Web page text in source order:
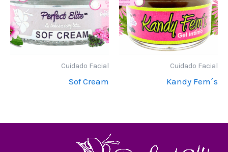
Cuidado Facial
Kandy Fem´s
Cuidado Facial
Sof Cream